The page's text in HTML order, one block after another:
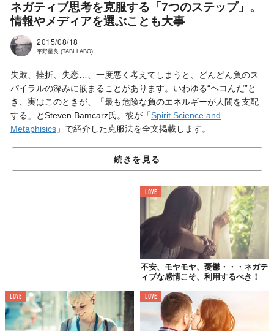
ネガティブ思考を克服する「7つのステップ」。
情報やメディアを選ぶことも大事
2015/08/18
平野星良 (TABI LABO)
失敗、挫折、失恋…、一度悪く考えてしまうと、どんどん負のス
パイラルの深みに嵌まることがあります。いわゆる“ヘコんだ”と
き、実はこのときが、「最も危険な負のエネルギーが人間を支配
する」とSteven Bamcarz氏。彼が「Spirit Science and
Metaphisics 」で紹介した克服法を全文掲載します。
※Written by : Steven Bancarz
続きを見る
LOVE
不安、モヤモヤ、憂鬱・・・ネガテ
ィブな感情こそ、利用するべき！
LOVE LOVE